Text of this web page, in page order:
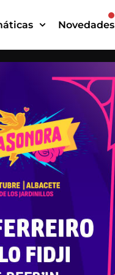
Novedades